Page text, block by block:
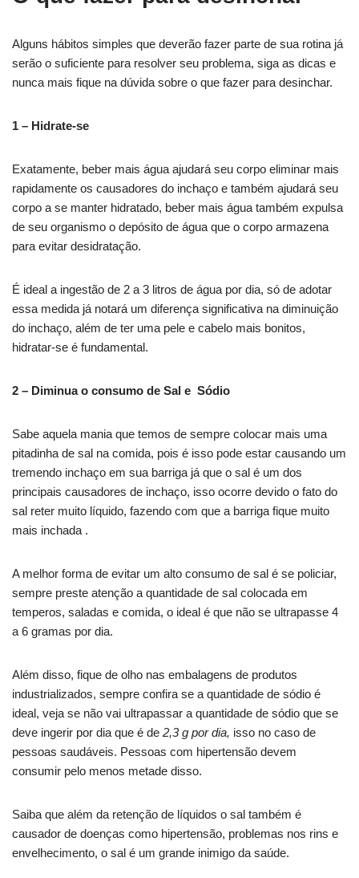
Alguns hábitos simples que deverão fazer parte de sua rotina já
serão o suficiente para resolver seu problema, siga as dicas e
nunca mais fique na dúvida sobre o que fazer para desinchar.
1 – Hidrate-se
Exatamente, beber mais água ajudará seu corpo eliminar mais
rapidamente os causadores do inchaço e também ajudará seu
corpo a se manter hidratado, beber mais água também expulsa
de seu organismo o depósito de água que o corpo armazena
para evitar desidratação.
É ideal a ingestão de 2 a 3 litros de água por dia, só de adotar
essa medida já notará um diferença significativa na diminuição
do inchaço, além de ter uma pele e cabelo mais bonitos,
hidratar-se é fundamental.
2 – Diminua o consumo de Sal e Sódio
Sabe aquela mania que temos de sempre colocar mais uma
pitadinha de sal na comida, pois é isso pode estar causando um
tremendo inchaço em sua barriga já que o sal é um dos
principais causadores de inchaço, isso ocorre devido o fato do
sal reter muito líquido, fazendo com que a barriga fique muito
mais inchada .
A melhor forma de evitar um alto consumo de sal é se policiar,
sempre preste atenção a quantidade de sal colocada em
temperos, saladas e comida, o ideal é que não se ultrapasse 4
a 6 gramas por dia.
Além disso, fique de olho nas embalagens de produtos
industrializados, sempre confira se a quantidade de sódio é
ideal, veja se não vai ultrapassar a quantidade de sódio que se
deve ingerir por dia que é de 2,3 g por dia, isso no caso de
pessoas saudáveis. Pessoas com hipertensão devem
consumir pelo menos metade disso.
Saiba que além da retenção de líquidos o sal também é
causador de doenças como hipertensão, problemas nos rins e
envelhecimento, o sal é um grande inimigo da saúde.